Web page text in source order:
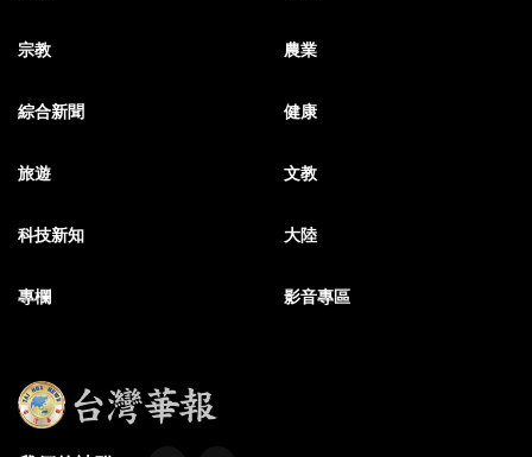
宗教 農業
綜合新聞 健康
旅遊 文教
科技新知 大陸
專欄 影音專區